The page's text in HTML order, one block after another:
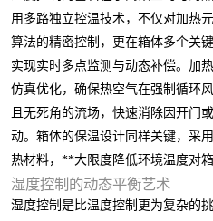
用多路独立控温技术，不仅对加热
算法的精密控制，更在箱体多个关
实现实时多点监测与动态补偿。加
仿真优化，确保热空气在强制循环
且无死角的流场，快速消除因开门
动。箱体的保温设计同样关键，采
热材料，**大限度降低环境温度对箱
湿度控制的动态平衡艺术
湿度控制是比温度控制更为复杂的